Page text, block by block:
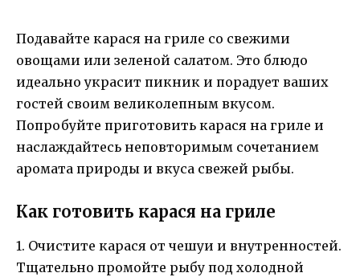
Подавайте карася на гриле со свежими
овощами или зеленой салатом. Это блюдо
идеально украсит пикник и порадует ваших
гостей своим великолепным вкусом.
Попробуйте приготовить карася на гриле и
наслаждайтесь неповторимым сочетанием
аромата природы и вкуса свежей рыбы.
Как готовить карася на гриле
1. Очистите карася от чешуи и внутренностей.
Тщательно промойте рыбу под холодной